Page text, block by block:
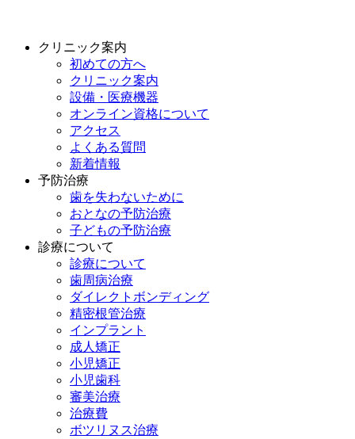
クリニック案内
初めての方へ
クリニック案内
設備・医療機器
オンライン資格について
アクセス
よくある質問
新着情報
予防治療
歯を失わないために
おとなの予防治療
子どもの予防治療
診療について
診療について
歯周病治療
ダイレクトボンディング
精密根管治療
インプラント
成人矯正
小児矯正
小児歯科
審美治療
治療費
ボツリヌス治療